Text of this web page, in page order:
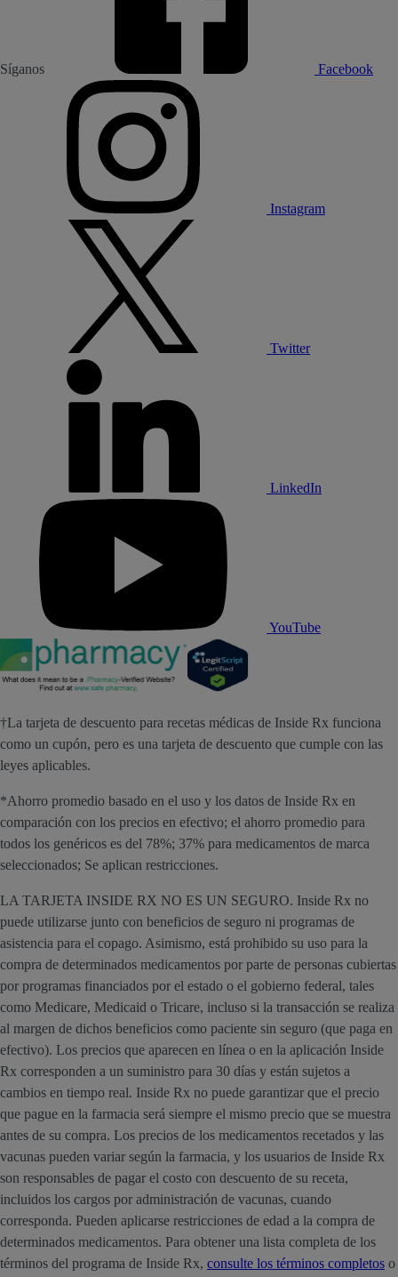
Síganos Facebook
Instagram
Twitter
LinkedIn
YouTube
†La tarjeta de descuento para recetas médicas de Inside Rx funciona
como un cupón, pero es una tarjeta de descuento que cumple con las
leyes aplicables.
*Ahorro promedio basado en el uso y los datos de Inside Rx en
comparación con los precios en efectivo; el ahorro promedio para
todos los genéricos es del 78%; 37% para medicamentos de marca
seleccionados; Se aplican restricciones.
LA TARJETA INSIDE RX NO ES UN SEGURO. Inside Rx no
puede utilizarse junto con beneficios de seguro ni programas de
asistencia para el copago. Asimismo, está prohibido su uso para la
compra de determinados medicamentos por parte de personas cubiertas
por programas financiados por el estado o el gobierno federal, tales
como Medicare, Medicaid o Tricare, incluso si la transacción se realiza
al margen de dichos beneficios como paciente sin seguro (que paga en
efectivo). Los precios que aparecen en línea o en la aplicación Inside
Rx corresponden a un suministro para 30 días y están sujetos a
cambios en tiempo real. Inside Rx no puede garantizar que el precio
que pague en la farmacia será siempre el mismo precio que se muestra
antes de su compra. Los precios de los medicamentos recetados y las
vacunas pueden variar según la farmacia, y los usuarios de Inside Rx
son responsables de pagar el costo con descuento de su receta,
incluidos los cargos por administración de vacunas, cuando
corresponda. Pueden aplicarse restricciones de edad a la compra de
determinados medicamentos. Para obtener una lista completa de los
términos del programa de Inside Rx, consulte los términos completos o